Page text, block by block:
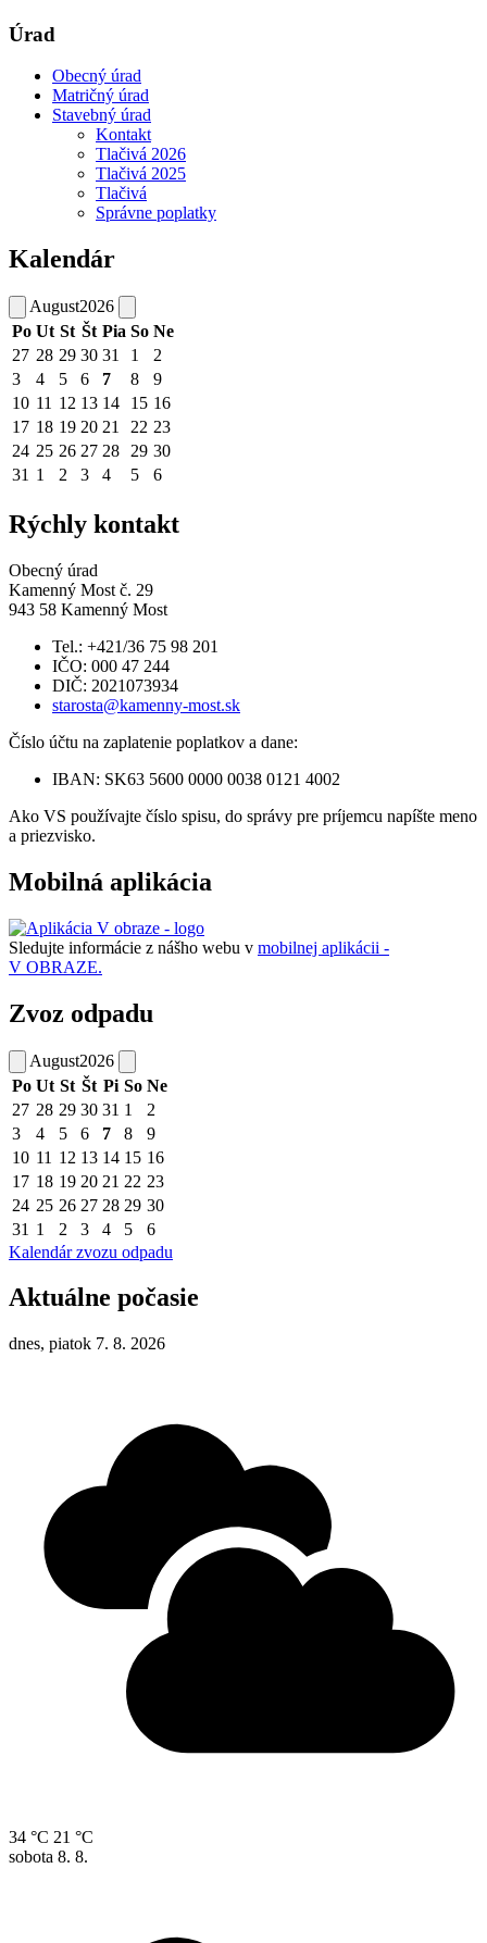
Úrad
Obecný úrad
Matričný úrad
Stavebný úrad
Kontakt
Tlačivá 2026
Tlačivá 2025
Tlačivá
Správne poplatky
Kalendár
August2026
Po Ut St Št Pia So Ne
27 28 29 30 31 1
2
3
4 5 6 7 8
9
10 11 12 13 14 15 16
17 18 19 20 21 22 23
24 25 26 27 28 29 30
31 1 2 3 4 5 6
Rýchly kontakt
Obecný úrad
Kamenný Most č. 29
943 58 Kamenný Most
Tel.: +421/36 75 98 201
IČO: 000 47 244
DIČ: 2021073934
starosta@kamenny-most.sk
Číslo účtu na zaplatenie poplatkov a dane:
IBAN: SK63 5600 0000 0038 0121 4002
Ako VS používajte číslo spisu, do správy pre príjemcu napíšte meno
a priezvisko.
Mobilná aplikácia
Sledujte informácie z nášho webu v mobilnej aplikácii -
V OBRAZE.
Zvoz odpadu
August2026
Po Ut St Št Pi So Ne
27 28 29 30 31 1
2
3
4 5 6 7 8
9
10 11 12 13 14 15 16
17 18 19 20 21 22 23
24 25 26 27 28 29 30
31 1 2 3 4 5
6
Kalendár zvozu odpadu
Aktuálne počasie
dnes, piatok 7. 8. 2026
34 °C 21 °C
sobota 8. 8.